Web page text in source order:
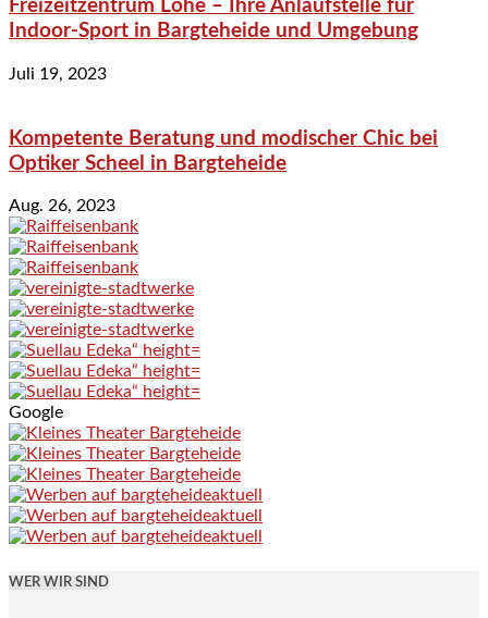
Freizeitzentrum Lohe – Ihre Anlaufstelle für
Indoor-Sport in Bargteheide und Umgebung
Juli 19, 2023
Kompetente Beratung und modischer Chic bei
Optiker Scheel in Bargteheide
Aug. 26, 2023
Google
WER WIR SIND